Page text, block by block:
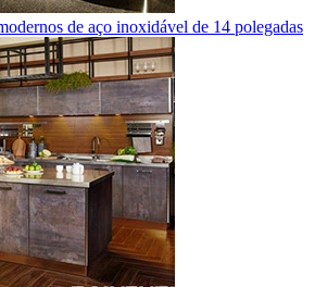
de aço inoxidável de 14 polegadas